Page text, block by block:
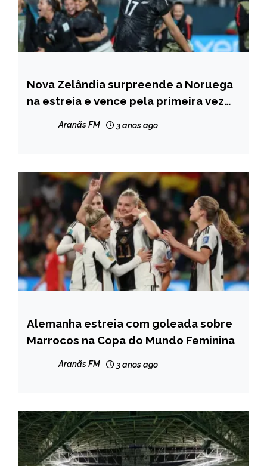
ESPORTES
Nova Zelândia surpreende a Noruega
na estreia e vence pela primeira vez
Aranãs FM 3 anos ago
ESPORTES
Alemanha estreia com goleada sobre
Marrocos na Copa do Mundo Feminina
Aranãs FM 3 anos ago